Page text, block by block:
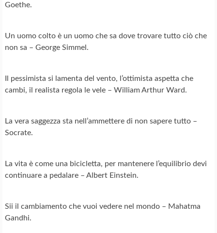
Goethe.
Un uomo colto è un uomo che sa dove trovare tutto ciò che
non sa – George Simmel.
Il pessimista si lamenta del vento, l’ottimista aspetta che
cambi, il realista regola le vele – William Arthur Ward.
La vera saggezza sta nell’ammettere di non sapere tutto –
Socrate.
La vita è come una bicicletta, per mantenere l’equilibrio devi
continuare a pedalare – Albert Einstein.
Sii il cambiamento che vuoi vedere nel mondo – Mahatma
Gandhi.